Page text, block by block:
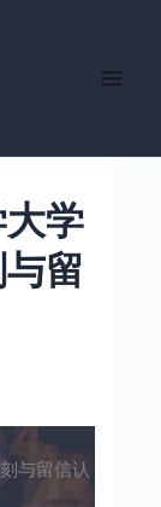
学
留
与留信认